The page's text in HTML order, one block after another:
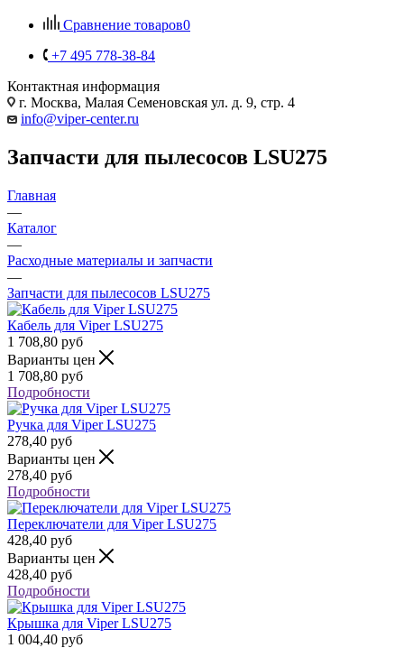
Сравнение товаров0
+7 495 778-38-84
Контактная информация
г. Москва, Малая Семеновская ул. д. 9, стр. 4
info@viper-center.ru
Запчасти для пылесосов LSU275
Главная
—
Каталог
—
Расходные материалы и запчасти
—
Запчасти для пылесосов LSU275
Кабель для Viper LSU275
1 708,80 руб
Варианты цен
1 708,80 руб
Подробности
Ручка для Viper LSU275
278,40 руб
Варианты цен
278,40 руб
Подробности
Переключатели для Viper LSU275
428,40 руб
Варианты цен
428,40 руб
Подробности
Крышка для Viper LSU275
1 004,40 руб